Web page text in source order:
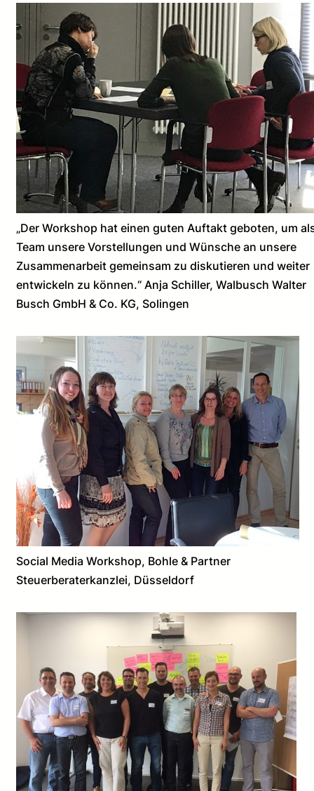
„Der Workshop hat einen guten Auftakt geboten, um
Team unsere Vorstellungen und Wünsche an unsere
Zusammenarbeit gemeinsam zu diskutieren und weiter
entwickeln zu können.“ Anja Schiller, Walbusch Walter
Busch GmbH & Co. KG, Solingen
Social Media Workshop, Bohle & Partner
Steuerberaterkanzlei, Düsseldorf